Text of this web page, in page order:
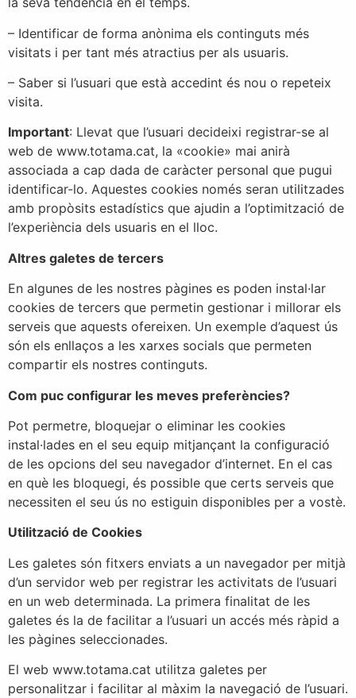
– Identificar de forma anònima els continguts més
visitats i per tant més atractius per als usuaris.
– Saber si l’usuari que està accedint és nou o repeteix
visita.
Important: Llevat que l’usuari decideixi registrar-se al
web de www.totama.cat, la «cookie» mai anirà
associada a cap dada de caràcter personal que pugui
identificar-lo. Aquestes cookies només seran utilitzades
amb propòsits estadístics que ajudin a l’optimització de
l’experiència dels usuaris en el lloc.
Altres galetes de tercers
En algunes de les nostres pàgines es poden instal·lar
cookies de tercers que permetin gestionar i millorar els
serveis que aquests ofereixen. Un exemple d’aquest ús
són els enllaços a les xarxes socials que permeten
compartir els nostres continguts.
Com puc configurar les meves preferències?
Pot permetre, bloquejar o eliminar les cookies
instal·lades en el seu equip mitjançant la configuració
de les opcions del seu navegador d’internet. En el cas
en què les bloquegi, és possible que certs serveis que
necessiten el seu ús no estiguin disponibles per a vostè.
Utilització de Cookies
Les galetes són fitxers enviats a un navegador per mitjà
d’un servidor web per registrar les activitats de l’usuari
en un web determinada. La primera finalitat de les
galetes és la de facilitar a l’usuari un accés més ràpid a
les pàgines seleccionades.
El web www.totama.cat utilitza galetes per
personalitzar i facilitar al màxim la navegació de l’usuari.